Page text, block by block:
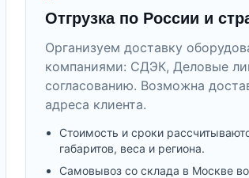
Отгрузка по России и
Организуем доставку
компаниями: СДЭК, Деловые
согласованию. Возможна
адреса клиента.
Стоимость и сроки
габаритов, веса и региона.
Самовывоз со склада в Москве